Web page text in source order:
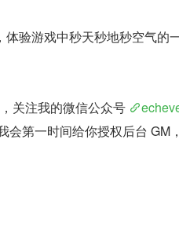
验游戏中秒天秒地秒空气的
，关注我的微信公众号
会第一时间给你授权后台 GM